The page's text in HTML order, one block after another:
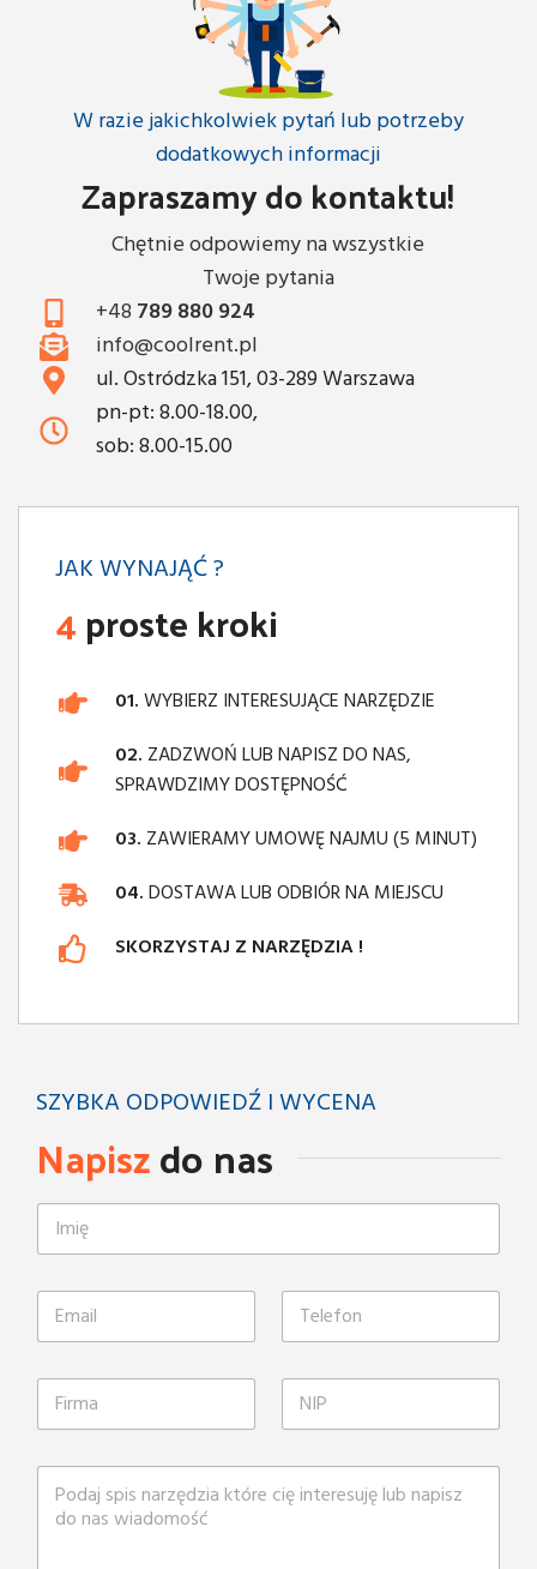
W razie jakichkolwiek pytań lub potrzeby
dodatkowych informacji
Zapraszamy do kontaktu!
Chętnie odpowiemy na wszystkie
Twoje pytania
+48 789 880 924
info@coolrent.pl
ul. Ostródzka 151, 03-289 Warszawa
pn-pt: 8.00-18.00,
sob: 8.00-15.00
JAK WYNAJĄĆ ?
4proste kroki
01.WYBIERZ INTERESUJĄCE NARZĘDZIE
02. ZADZWOŃ LUB NAPISZ DO NAS,
SPRAWDZIMY DOSTĘPNOŚĆ
03. ZAWIERAMY UMOWĘ NAJMU (5 MINUT)
04.DOSTAWA LUB ODBIÓR NA MIEJSCU
SKORZYSTAJ Z NARZĘDZIA !
SZYBKA ODPOWIEDŹ I WYCENA
Napiszdo nas